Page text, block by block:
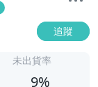
追蹤
未出貨率
9%